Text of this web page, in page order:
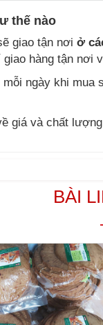
thế nào
giao tận nơi ở
hàng tận nơi
ngày khi
giá và chất
BÀI